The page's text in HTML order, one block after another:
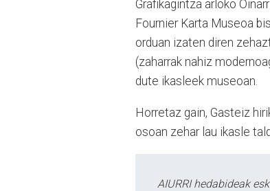
Grafikagintza arloko
Fournier Karta Museoa
orduan izaten diren
(zaharrak nahiz
dute ikasleek museoan.
Horretaz gain, Gasteiz
osoan zehar lau ikasle
AIURRI hedabideak